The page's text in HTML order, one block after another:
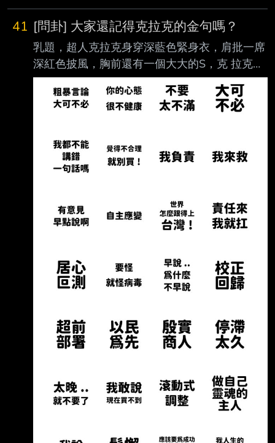
41 [問卦] 大家還記得克拉克的金句嗎？
乳題，超人克拉克身穿深藍色緊身衣，肩批一席
深紅色披風，胸前還有一個大大的S，克 拉克也
有一些金句朗朗上口，大家還記得克拉克講過什
麼金句嗎？ --